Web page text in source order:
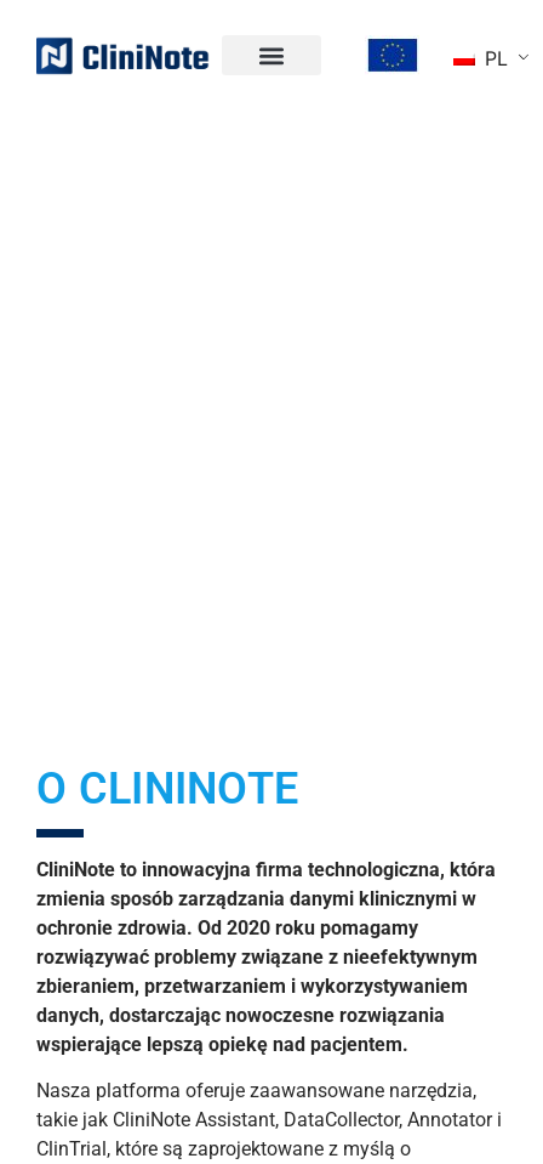
PL
O CLININOTE
CliniNote to innowacyjna firma technologiczna, która
zmienia sposób zarządzania danymi klinicznymi w
ochronie zdrowia. Od 2020 roku pomagamy
rozwiązywać problemy związane z nieefektywnym
zbieraniem, przetwarzaniem i wykorzystywaniem
danych, dostarczając nowoczesne rozwiązania
wspierające lepszą opiekę nad pacjentem.
Nasza platforma oferuje zaawansowane narzędzia,
takie jak CliniNote Assistant, DataCollector, Annotator i
ClinTrial, które są zaprojektowane z myślą o